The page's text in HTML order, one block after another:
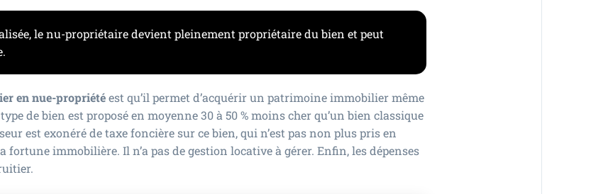
le nu-propriétaire devient pleinement propriétaire du bien et peut
en nue-propriétéest qu’il permet d’acquérir un patrimoine immobilier même
de bien est proposé en moyenne 30 à 50 % moins cher qu’un bien classique
est exonéré de taxe foncière sur ce bien, qui n’est pas non plus pris en
fortune immobilière. Il n’a pas de gestion locative à gérer. Enfin, les dépenses